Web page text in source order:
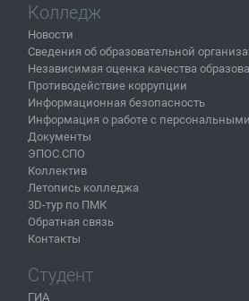
Колледж
Новости
Сведения об образовательной
Независимая оценка качества
Противодействие коррупции
Информационная безопасность
Информация о работе с
Документы
ЭПОС.СПО
Коллектив
Летопись колледжа
3D-тур по ПМК
Обратная связь
Контакты
Студент
ГИА